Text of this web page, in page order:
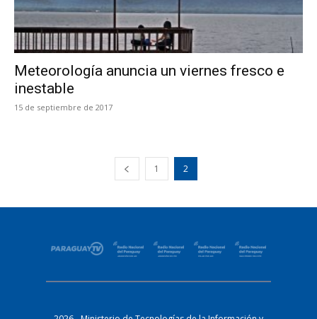
Meteorología anuncia un viernes fresco e
inestable
15 de septiembre de 2017
1 2